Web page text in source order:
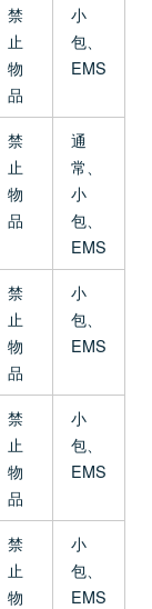
禁
止
物
品
小
包、
EMS
禁
止
物
品
通
常、
小
包、
EMS
禁
止
物
品
小
包、
EMS
禁
止
物
品
小
包、
EMS
禁
止
物
小
包、
EMS